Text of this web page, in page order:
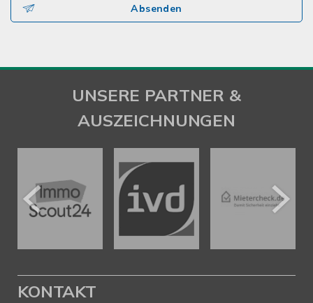
Absenden
UNSERE PARTNER &
AUSZEICHNUNGEN
KONTAKT